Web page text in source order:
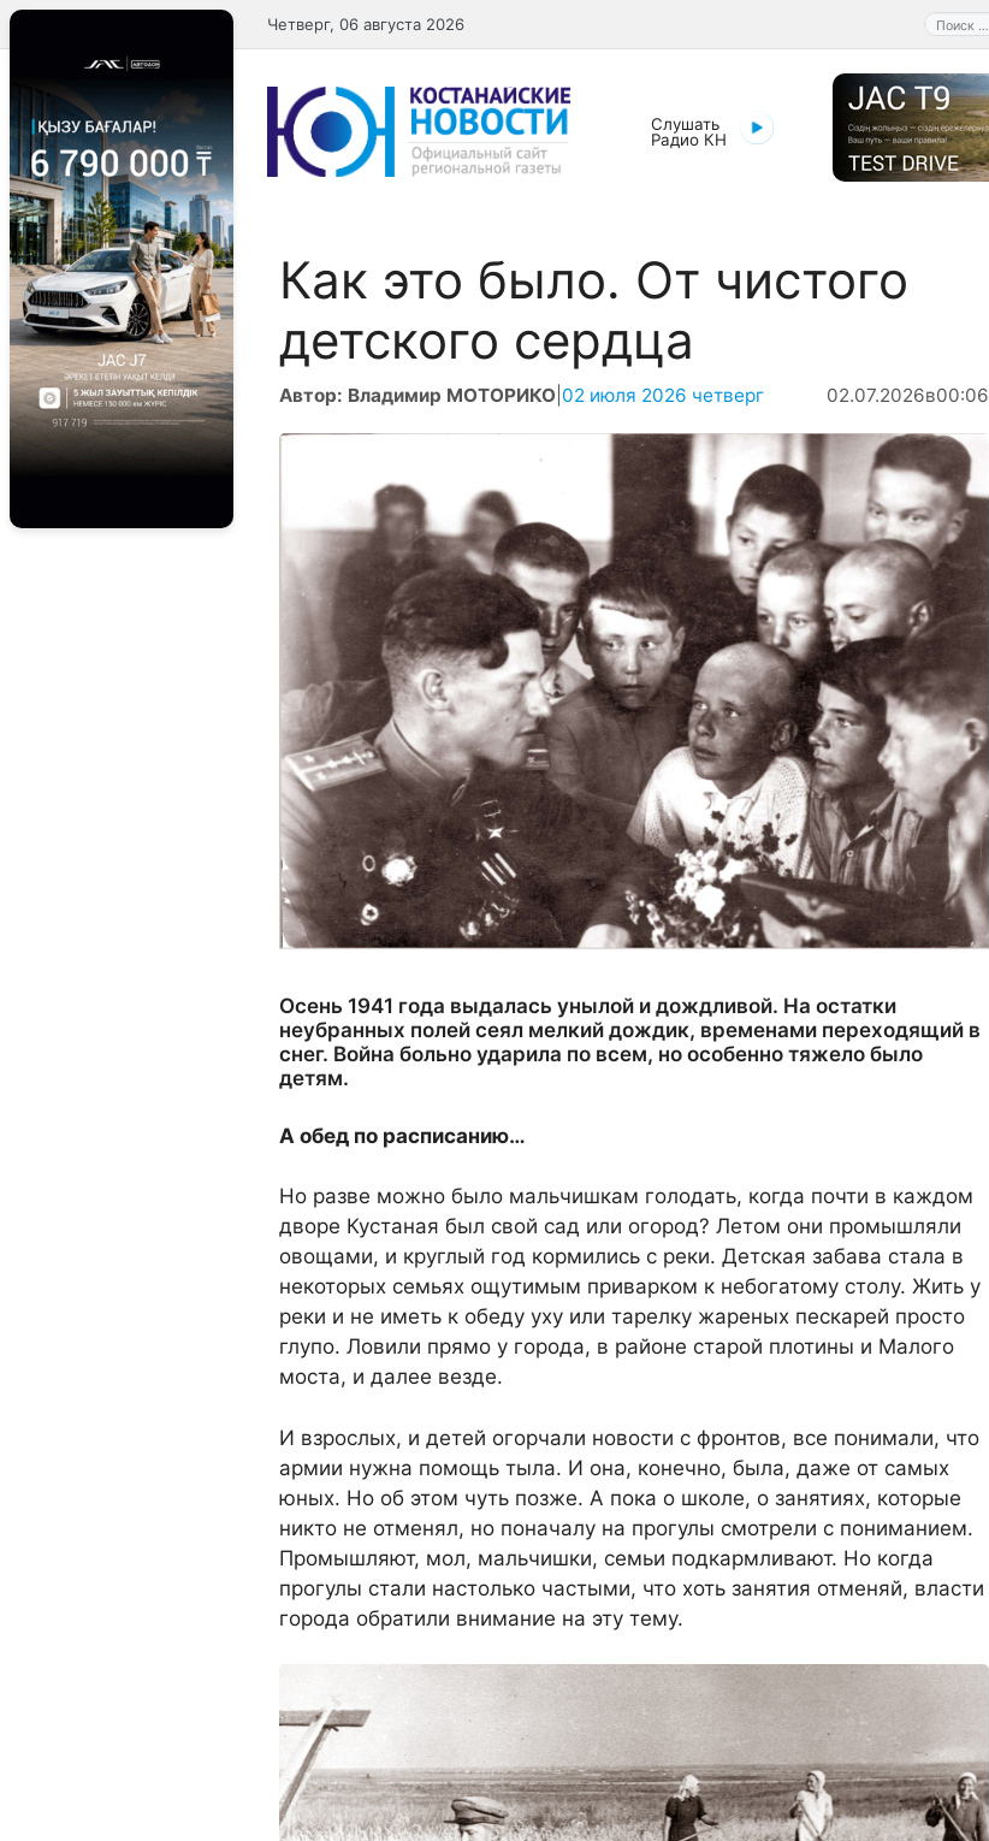
Перейти
к
содержимому
Поиск:
Четверг, 06 августа 2026
Слушать
Радио КН
Как это было. От чистого
детского сердца
Автор: Владимир МОТОРИКО 02 июля 2026 четверг 02.07.2026в00:06
Осень 1941 года выдалась унылой и дождливой. На остатки
неубранных полей сеял мелкий дождик, временами переходящий в
снег. Война больно ударила по всем, но особенно тяжело было
детям.
А обед по расписанию…
Но разве можно было мальчишкам голодать, когда почти в каждом
дворе Кустаная был свой сад или огород? Летом они промышляли
овощами, и круглый год кормились с реки. Детская забава стала в
некоторых семьях ощутимым приварком к небогатому столу. Жить у
реки и не иметь к обеду уху или тарелку жареных пескарей просто
глупо. Ловили прямо у города, в районе старой плотины и Малого
моста, и далее везде.
И взрослых, и детей огорчали новости с фронтов, все понимали, что
армии нужна помощь тыла. И она, конечно, была, даже от самых
юных. Но об этом чуть позже. А пока о школе, о занятиях, которые
никто не отменял, но поначалу на прогулы смотрели с пониманием.
Промышляют, мол, мальчишки, семьи подкармливают. Но когда
прогулы стали настолько частыми, что хоть занятия отменяй, власти
города обратили внимание на эту тему.